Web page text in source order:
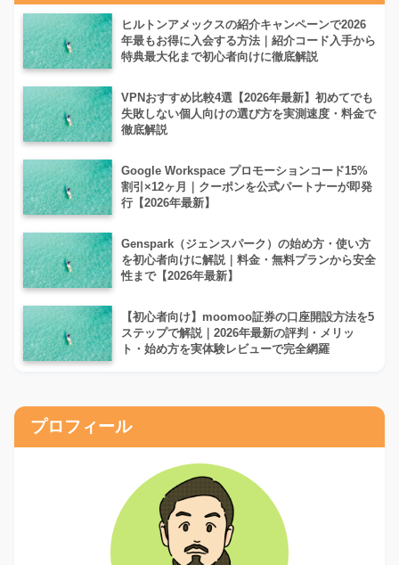
ヒルトンアメックスの紹介キャンペーンで2026
年最もお得に入会する方法｜紹介コード入手から
特典最大化まで初心者向けに徹底解説
VPNおすすめ比較4選【2026年最新】初めてでも
失敗しない個人向けの選び方を実測速度・料金で
徹底解説
Google Workspace プロモーションコード15%
割引×12ヶ月｜クーポンを公式パートナーが即発
行【2026年最新】
Genspark（ジェンスパーク）の始め方・使い方
を初心者向けに解説｜料金・無料プランから安全
性まで【2026年最新】
【初心者向け】moomoo証券の口座開設方法を5
ステップで解説｜2026年最新の評判・メリッ
ト・始め方を実体験レビューで完全網羅
プロフィール